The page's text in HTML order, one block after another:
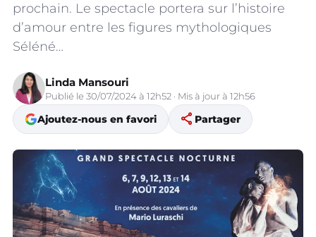
prochain. Le spectacle portera sur l’histoire
d’amour entre les figures mythologiques
Séléné…
Linda Mansouri
Publié le 30/07/2024 à 12h52 · Mis à jour à 12h56
Ajoutez-nous en favori share Partager